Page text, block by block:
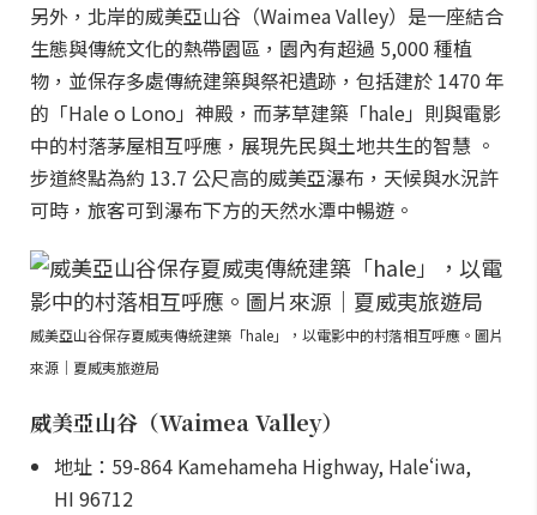
另外，北岸的威美亞山谷（Waimea Valley）是一座結合
生態與傳統文化的熱帶園區，園內有超過 5,000 種植
物，並保存多處傳統建築與祭祀遺跡，包括建於 1470 年
的「Hale o Lono」神殿，而茅草建築「hale」則與電影
中的村落茅屋相互呼應，展現先民與土地共生的智慧 。
步道終點為約 13.7 公尺高的威美亞瀑布，天候與水況許
可時，旅客可到瀑布下方的天然水潭中暢遊。
威美亞山谷保存夏威夷傳統建築「hale」，以電影中的村落相互呼應。圖片
來源｜夏威夷旅遊局
威美亞山谷（Waimea Valley）
地址：59-864 Kamehameha Highway, Haleʻiwa,
HI 96712